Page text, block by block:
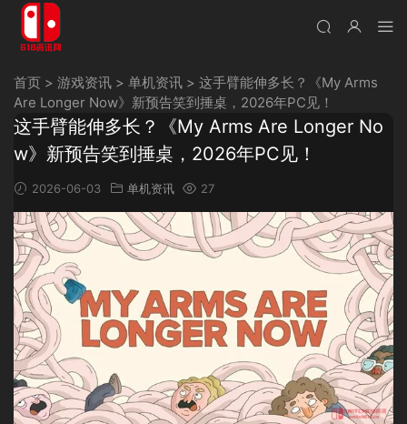
首页 > 游戏资讯 > 单机资讯 > 这手臂能伸多长？《My Arms
Are Longer Now》新预告笑到捶桌，2026年PC见！
这手臂能伸多长？《My Arms Are Longer No
w》新预告笑到捶桌，2026年PC见！
2026-06-03 单机资讯 27